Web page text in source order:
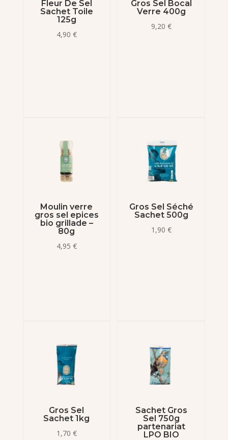
Fleur De Sel
Sachet Toile
125g
4,90 €
Gros Sel Bocal
Verre 400g
9,20€
Moulin verre
gros sel epices
bio grillade –
80g
4,95 €
Gros Sel Séché
Sachet 500g
1,90€
Gros Sel
Sachet 1kg
1,70 €
Sachet Gros
Sel 750g
partenariat
LPO BIO